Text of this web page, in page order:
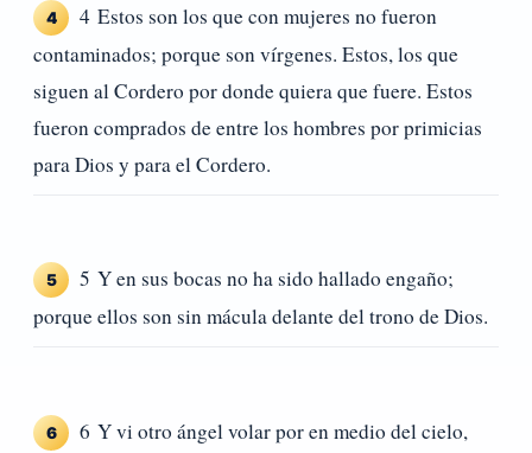
4
4 Estos son los que con mujeres no fueron
contaminados; porque son vírgenes. Estos, los que
siguen al Cordero por donde quiera que fuere. Estos
fueron comprados de entre los hombres por primicias
para Dios y para el Cordero.
5
5 Y en sus bocas no ha sido hallado engaño;
porque ellos son sin mácula delante del trono de Dios.
6
6 Y vi otro ángel volar por en medio del cielo,